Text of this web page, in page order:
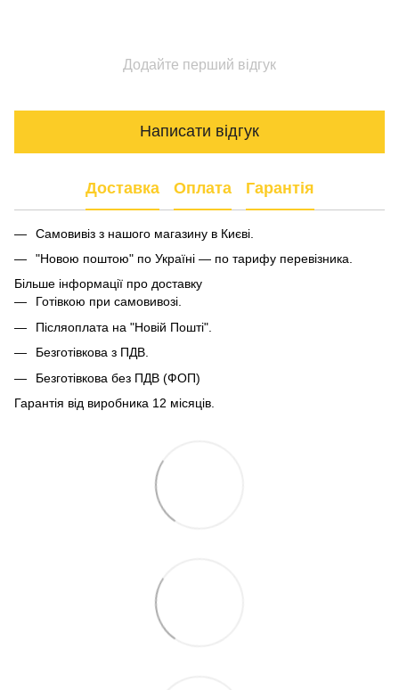
Додайте перший відгук
Написати відгук
Доставка Оплата Гарантія
Самовивіз з нашого магазину в Києві.
"Новою поштою" по Україні — по тарифу перевізника.
Більше інформації про доставку
Готівкою при самовивозі.
Післяоплата на "Новій Пошті".
Безготівкова з ПДВ.
Безготівкова без ПДВ (ФОП)
Гарантія від виробника 12 місяців.